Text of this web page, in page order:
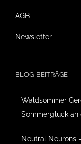
AGB
Newsletter
BLOG-BEITRÄGE
Waldsommer
Sommerglück an
Neutral Neurons